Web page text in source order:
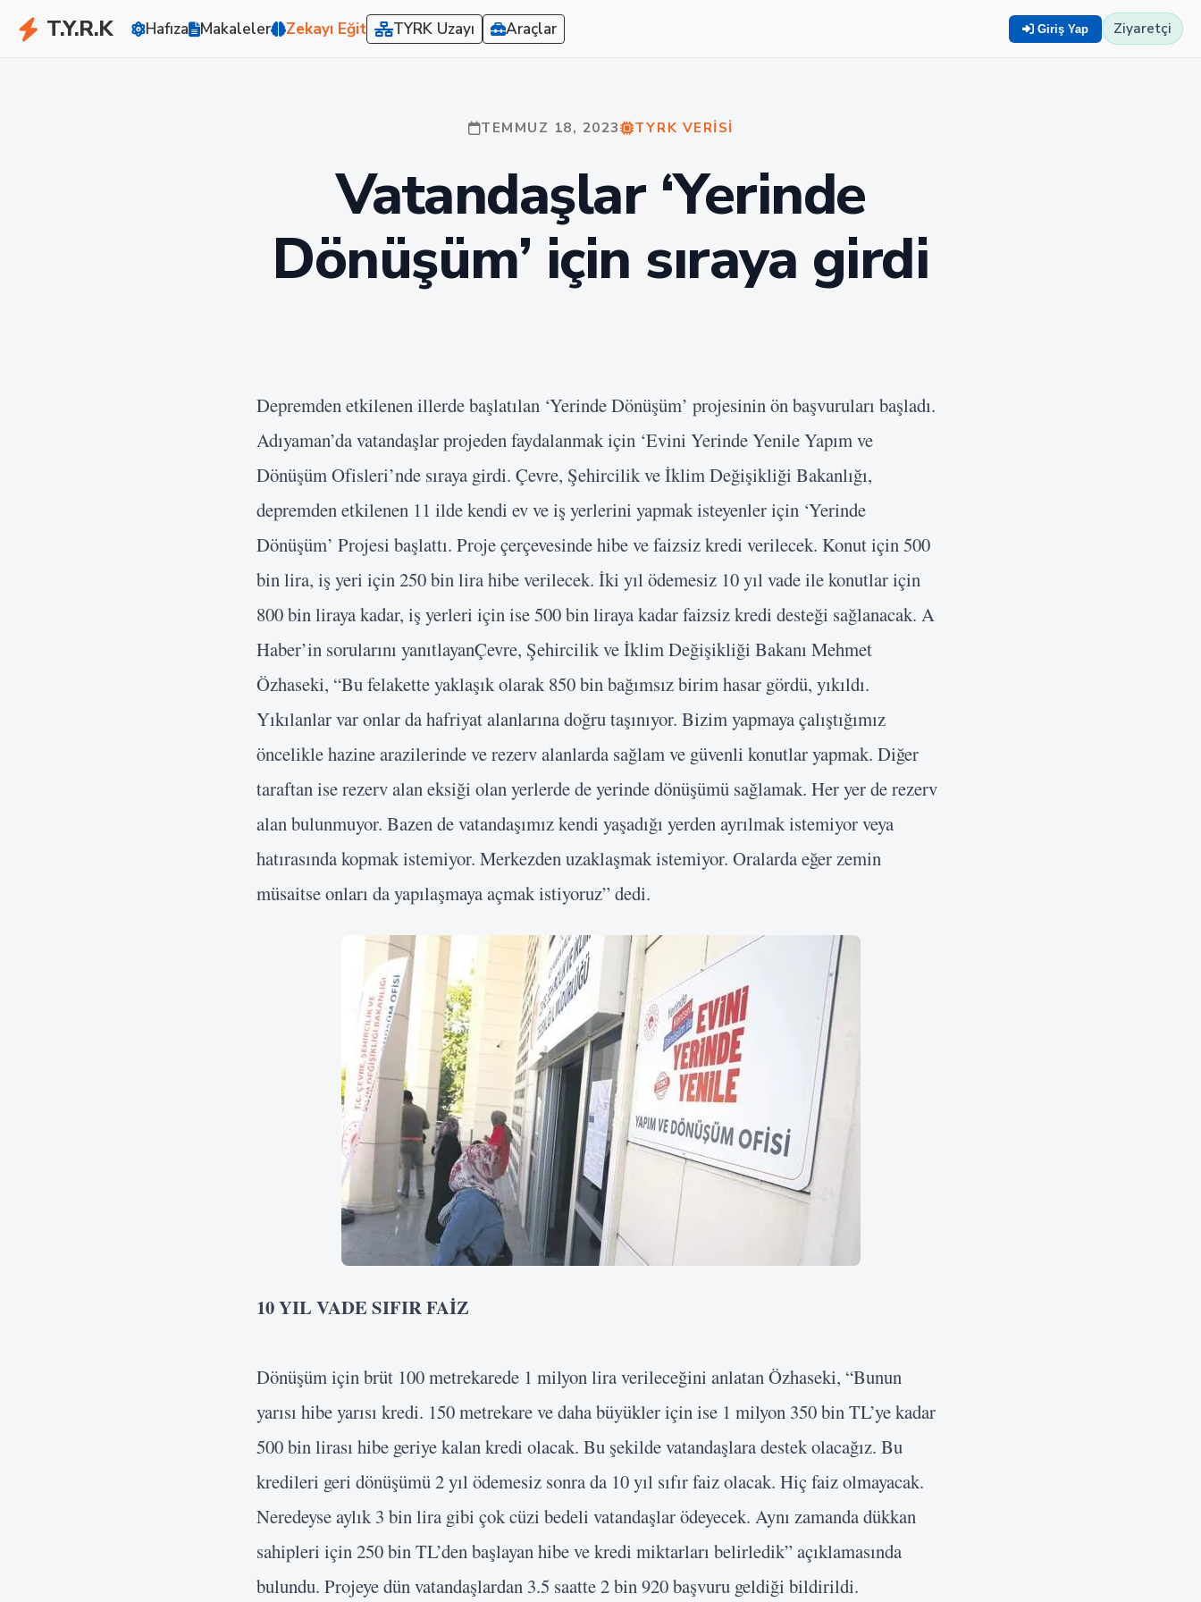
T.Y.R.K Hafıza Makaleler Zekayı Eğit TYRK Uzayı Araçlar Giriş Yap Ziyaretçi
TEMMUZ 18, 2023 TYRK VERISI
Vatandaşlar ‘Yerinde
Dönüşüm’ için sıraya girdi
Depremdenetkilenen illerde başlatılan ‘Yerinde Dönüşüm’ projesinin ön başvuruları başladı.
Adıyaman’da vatandaşlar projeden faydalanmak için ‘Evini Yerinde Yenile Yapım ve
Dönüşüm Ofisleri’nde sıraya girdi. Çevre, Şehircilik ve İklim Değişikliği Bakanlığı,
depremden etkilenen 11 ilde kendi ev ve iş yerlerini yapmak isteyenler için ‘Yerinde
Dönüşüm’ Projesi başlattı. Proje çerçevesinde hibe ve faizsiz kredi verilecek. Konut için 500
bin lira, iş yeri için 250 bin lira hibe verilecek. İki yıl ödemesiz 10 yıl vade ile konutlar için
800 bin liraya kadar, iş yerleri için ise 500 bin liraya kadar faizsiz kredi desteği sağlanacak. A
Haber’in sorularını yanıtlayanÇevre, Şehircilik ve İklim Değişikliği Bakanı Mehmet
Özhaseki, “Bu felakette yaklaşık olarak 850 bin bağımsız birim hasar gördü, yıkıldı.
Yıkılanlar var onlar da hafriyat alanlarına doğru taşınıyor. Bizim yapmaya çalıştığımız
öncelikle hazine arazilerinde ve rezerv alanlarda sağlam ve güvenli konutlar yapmak. Diğer
taraftan ise rezerv alan eksiği olan yerlerde de yerinde dönüşümü sağlamak. Her yer de rezerv
alan bulunmuyor. Bazen de vatandaşımız kendi yaşadığı yerden ayrılmak istemiyor veya
hatırasında kopmak istemiyor. Merkezden uzaklaşmak istemiyor. Oralarda eğer zemin
müsaitse onları da yapılaşmaya açmak istiyoruz” dedi.
10 YIL VADE SIFIR FAİZ
Dönüşüm için brüt 100 metrekarede 1 milyon lira verileceğini anlatan Özhaseki, “Bunun
yarısı hibe yarısı kredi. 150 metrekare ve daha büyükler için ise 1 milyon 350 bin TL’ye kadar
500 bin lirası hibe geriye kalan kredi olacak. Bu şekilde vatandaşlara destek olacağız. Bu
kredileri geri dönüşümü 2 yıl ödemesiz sonra da 10 yıl sıfır faiz olacak. Hiç faiz olmayacak.
Neredeyse aylık 3 bin lira gibi çok cüzi bedeli vatandaşlar ödeyecek. Aynı zamanda dükkan
sahipleri için 250 bin TL’den başlayan hibe ve kredi miktarları belirledik” açıklamasında
bulundu. Projeye dün vatandaşlardan 3.5 saatte 2 bin 920 başvuru geldiği bildirildi.
Şifre
Beni Hatırla
Giriş Yap